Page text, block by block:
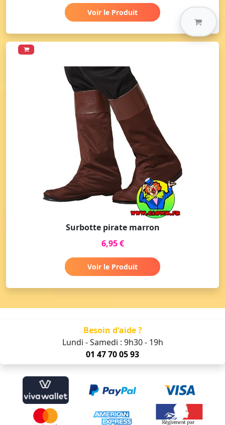
Voir le Produit
Surbotte pirate marron
6,95 €
Voir le Produit
Besoin d'aide ?
Lundi - Samedi : 9h30 - 19h
01 47 70 05 93